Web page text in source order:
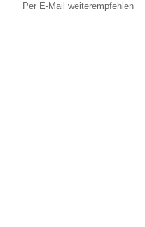
Per E-Mail weiterempfehlen